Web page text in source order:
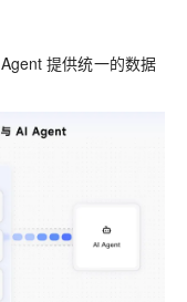
提供统一的数据